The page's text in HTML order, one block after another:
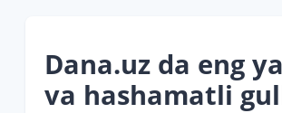
Dana.uz da eng
va hashamatli